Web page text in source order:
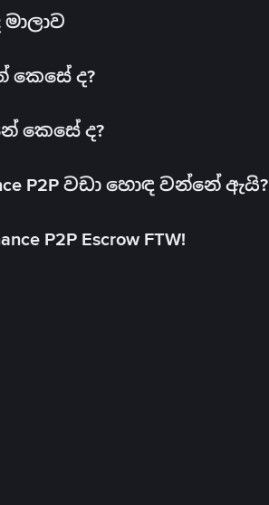
කෙසේ ද?
කෙසේ ද?
P2P වඩා හොඳ වන්නේ ඇයි?
P2P Escrow FTW!